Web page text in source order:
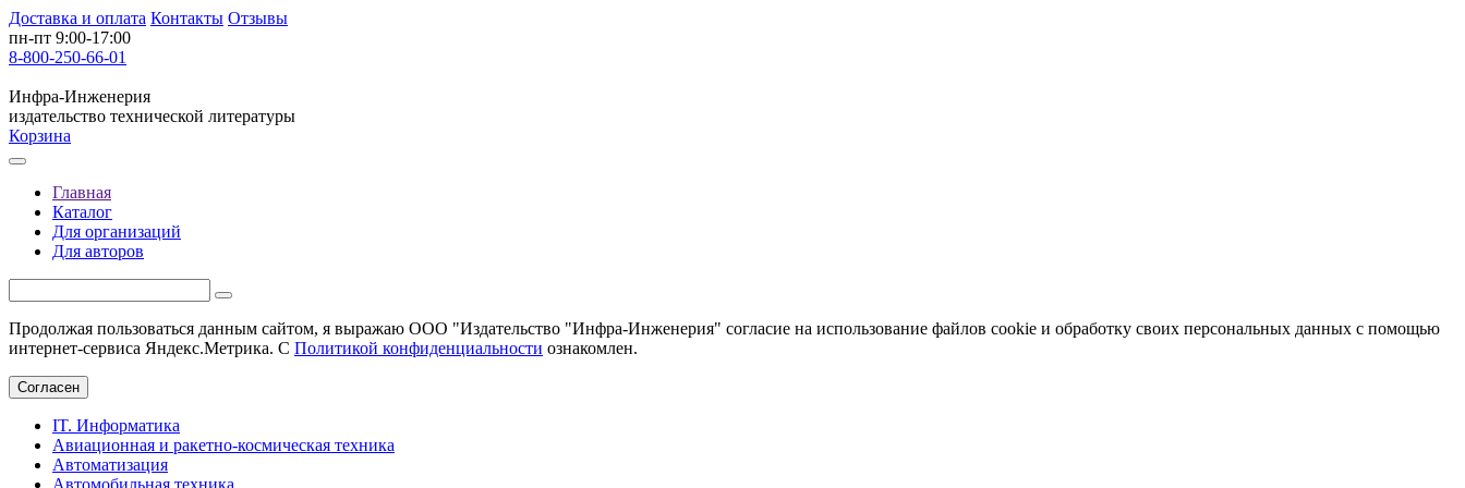
Доставка и оплата Контакты Отзывы
пн-пт 9:00-17:00
8-800-250-66-01
Инфра-Инженерия
издательство технической литературы
Корзина
Главная
Каталог
Для организаций
Для авторов
Продолжая пользоваться данным сайтом, я выражаю ООО "Издательство "Инфра-Инженерия" согласие на использование файлов cookie и обработку своих персональных данных с помощью
интернет-сервиса Яндекс.Метрика. С Политикой конфиденциальности ознакомлен.
Согласен
IT. Информатика
Авиационная и ракетно-космическая техника
Автоматизация
Автомобильная техника